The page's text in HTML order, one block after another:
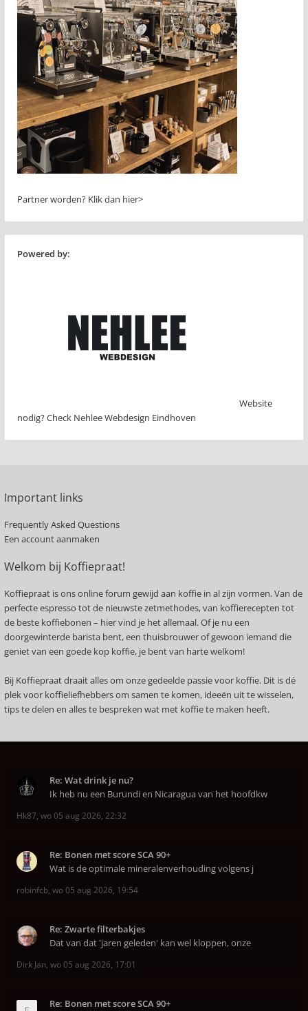
Partner worden? Klik dan hier>
Powered by:
Website
nodig? Check Nehlee Webdesign Eindhoven
Important links
Frequently Asked Questions
Een account aanmaken
Welkom bij Koffiepraat!
Koffiepraat is ons online forum gewijd aan koffie in al zijn vormen. Van de
perfecte espresso tot de nieuwste zetmethodes, van koffierecepten tot
de beste koffiebonen – hier vind je het allemaal. Of je nu een
doorgewinterde barista bent, een thuisbrouwer of gewoon iemand die
geniet van een goede kop koffie, je bent van harte welkom!
Bij Koffiepraat draait alles om onze gedeelde passie voor koffie. Dit is dé
plek voor koffieliefhebbers om samen te komen, ideeën uit te wisselen,
tips te delen en alles te bespreken wat met koffie te maken heeft.
Re: Wat drink je nu?
Ik heb nu een Burundi en Nicaragua van het hoofdkw
Hk87, wo 05 aug 2026, 22:32
Re: Bonen met score SCA 90+
Wat is de optimale mineralenverhouding volgens j
robinfcb, wo 05 aug 2026, 19:54
Re: Zwarte filterbakjes
Dat van dat 'jaren geleden' kan wel kloppen, onze
Dirk Jan, wo 05 aug 2026, 17:01
Re: Bonen met score SCA 90+